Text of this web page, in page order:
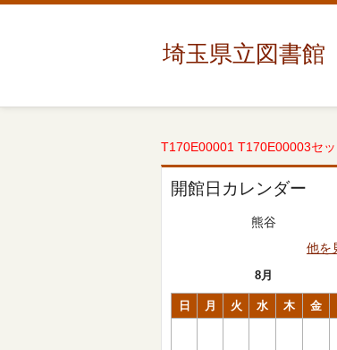
埼玉県立図書館
T170E00001 T170E00003セ
開館日カレンダー
熊谷
他を
8月
日 月 火 水 木 金